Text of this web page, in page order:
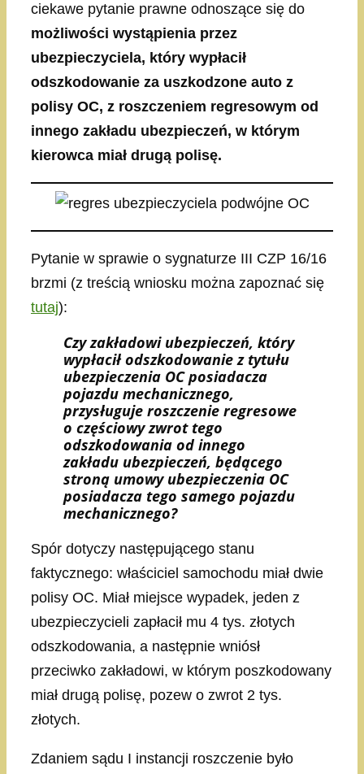
ciekawe pytanie prawne odnoszące się do
możliwości wystąpienia przez
ubezpieczyciela, który wypłacił
odszkodowanie za uszkodzone auto z
polisy OC, z roszczeniem regresowym od
innego zakładu ubezpieczeń, w którym
kierowca miał drugą polisę.
Pytanie w sprawie o sygnaturze III CZP 16/16
brzmi (z treścią wniosku można zapoznać się
tutaj):
Czy zakładowi ubezpieczeń, który
wypłacił odszkodowanie z tytułu
ubezpieczenia OC posiadacza
pojazdu mechanicznego,
przysługuje roszczenie regresowe
o częściowy zwrot tego
odszkodowania od innego
zakładu ubezpieczeń, będącego
stroną umowy ubezpieczenia OC
posiadacza tego samego pojazdu
mechanicznego?
Spór dotyczy następującego stanu
faktycznego: właściciel samochodu miał dwie
polisy OC. Miał miejsce wypadek, jeden z
ubezpieczycieli zapłacił mu 4 tys. złotych
odszkodowania, a następnie wniósł
przeciwko zakładowi, w którym poszkodowany
miał drugą polisę, pozew o zwrot 2 tys.
złotych.
Zdaniem sądu I instancji roszczenie było